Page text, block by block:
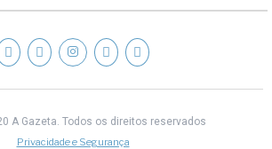
A Gazeta. Todos os direitos reservados
Privacidade e Segurança